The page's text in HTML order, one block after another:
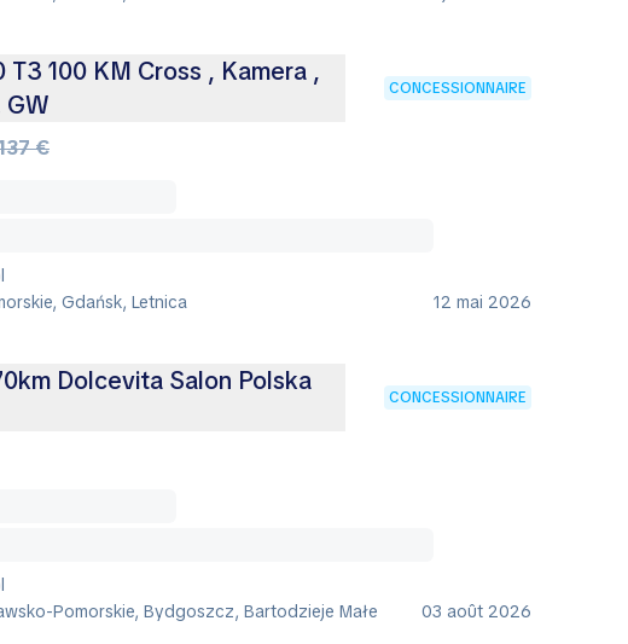
T3 100 KM Cross , Kamera ,
GW
CONCESSIONNAIRE
€
Gdańsk, Letnica
12 mai 2026
Dolcevita Salon Polska
CONCESSIONNAIRE
Pomorskie, Bydgoszcz, Bartodzieje Małe
03 août 2026